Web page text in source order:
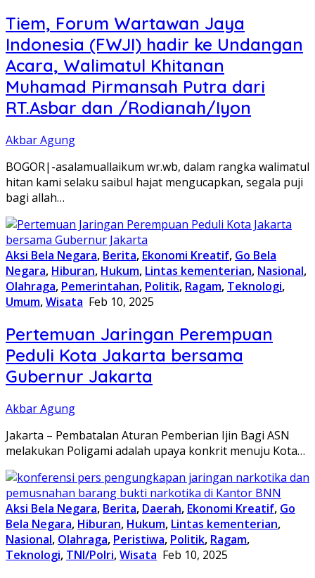
Tiem, Forum Wartawan Jaya
Indonesia (FWJI) hadir ke Undangan
Acara, Walimatul Khitanan
Muhamad Pirmansah Putra dari
RT.Asbar dan /Rodianah/Iyon
Akbar Agung
BOGOR|-asalamuallaikum wr.wb, dalam rangka walimatul
hitan kami selaku saibul hajat mengucapkan, segala puji
bagi allah…
Aksi Bela Negara, Berita, Ekonomi Kreatif, Go Bela
Negara, Hiburan, Hukum, Lintas kementerian, Nasional,
Olahraga, Pemerintahan, Politik, Ragam, Teknologi,
Umum,Wisata Feb 10, 2025
Pertemuan Jaringan Perempuan
Peduli Kota Jakarta bersama
Gubernur Jakarta
Akbar Agung
Jakarta – Pembatalan Aturan Pemberian Ijin Bagi ASN
melakukan Poligami adalah upaya konkrit menuju Kota…
Aksi Bela Negara, Berita, Daerah, Ekonomi Kreatif, Go
Bela Negara, Hiburan, Hukum, Lintas kementerian,
Nasional, Olahraga, Peristiwa, Politik, Ragam,
Teknologi, TNI/Polri,Wisata Feb 10, 2025